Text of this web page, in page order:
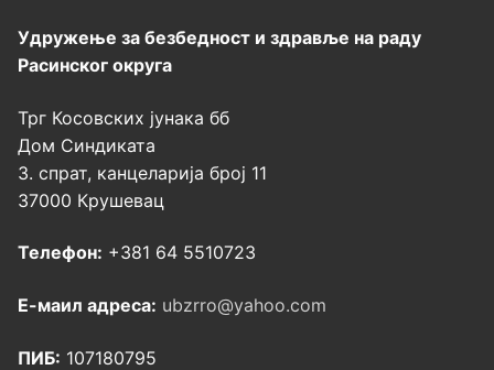
Удружење за безбедност и здравље на раду
Расинског округа
Трг Косовских јунака бб
Дом Синдиката
3. спрат, канцеларија број 11
37000 Крушевац
Телефон: +381 64 5510723
Е-маил адреса: ubzrro@yahoo.com
ПИБ: 107180795